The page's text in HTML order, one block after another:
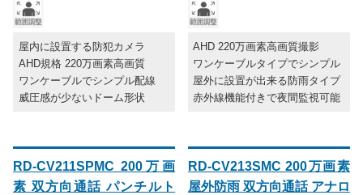
屋内に設置する防犯カメラ
AHD規格 220万画素高画質
ワンケーブルでシンプル配線
威圧感が少ないドーム形状
AHD 220万画素高画質撮影
ワンケーブルタイプでシンプル
屋外に設置が出来る防雨タイプ
赤外線機能付きで夜間監視可能
RD-CV211SPMC 200万画
素 双方向通話 パンチルト
RD-CV213SMC 200万画素
屋外防雨 双方向通話 アナロ